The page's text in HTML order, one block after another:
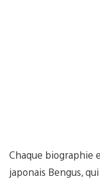
Chaque biographie
japonais Bengus,